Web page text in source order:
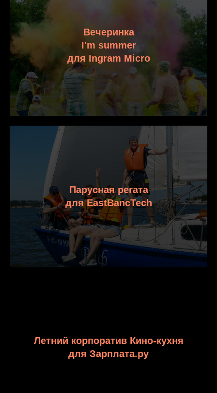
Вечеринка
I'm summer
для Ingram Micro
Парусная регата
для EastBancTech
Летний корпоратив Кино-кухня
для Зарплата.ру